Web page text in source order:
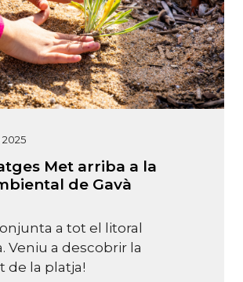
Met arriba a la
de Gavà
a tot el litoral
Veniu a descobrir la
de la platja!